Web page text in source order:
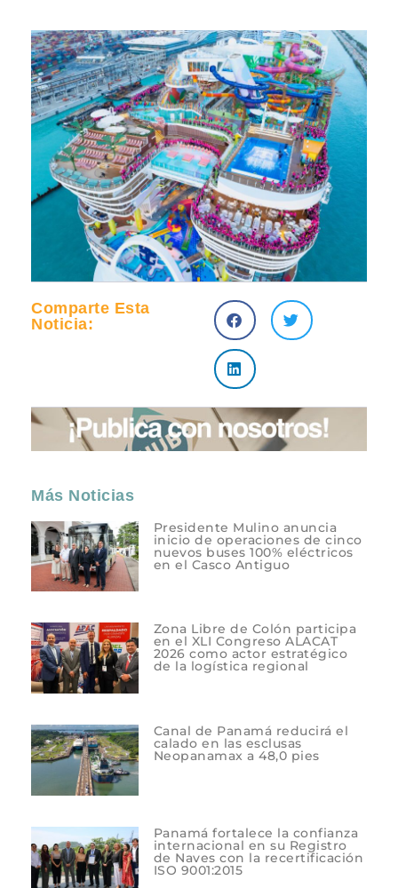
Comparte Esta
Noticia:
Más Noticias
Presidente Mulino anuncia
inicio de operaciones de cinco
nuevos buses 100% eléctricos
en el Casco Antiguo
Zona Libre de Colón participa
en el XLI Congreso ALACAT
2026 como actor estratégico
de la logística regional
Canal de Panamá reducirá el
calado en las esclusas
Neopanamax a 48,0 pies
Panamá fortalece la confianza
internacional en su Registro
de Naves con la recertificación
ISO 9001:2015